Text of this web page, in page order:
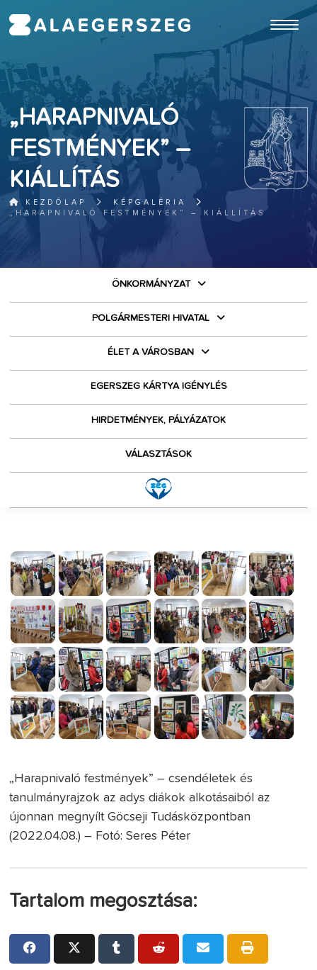
„HARAPNIVALÓ
FESTMÉNYEK” –
KIÁLLÍTÁS
KEZDŐLAP
KÉPGALÉRIA
„HARAPNIVALÓ FESTMÉNYEK” – KIÁLLÍTÁS
ÖNKORMÁNYZAT
POLGÁRMESTERI HIVATAL
ÉLET A VÁROSBAN
EGERSZEG KÁRTYA IGÉNYLÉS
HIRDETMÉNYEK, PÁLYÁZATOK
VÁLASZTÁSOK
„Harapnivaló festmények” – csendéletek és
tanulmányrajzok az adys diákok alkotásaiból az
újonnan megnyílt Göcseji Tudásközpontban
(2022.04.08.) – Fotó: Seres Péter
Tartalom megosztása: